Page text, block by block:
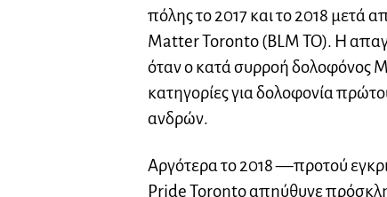
πόλης το 2017 και το 2018 μετά
Matter Toronto (BLM TO). Η
όταν ο κατά συρροή δολοφόνος
κατηγορίες για δολοφονία
ανδρών.
Αργότερα το 2018 —προτού
Pride Toronto απηύθυνε